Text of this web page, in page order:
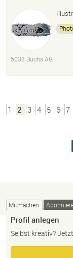
5033 Buchs AG
1 2 3 4 5 6 7
Mitmachen
Profil anlegen
Selbst kreativ?